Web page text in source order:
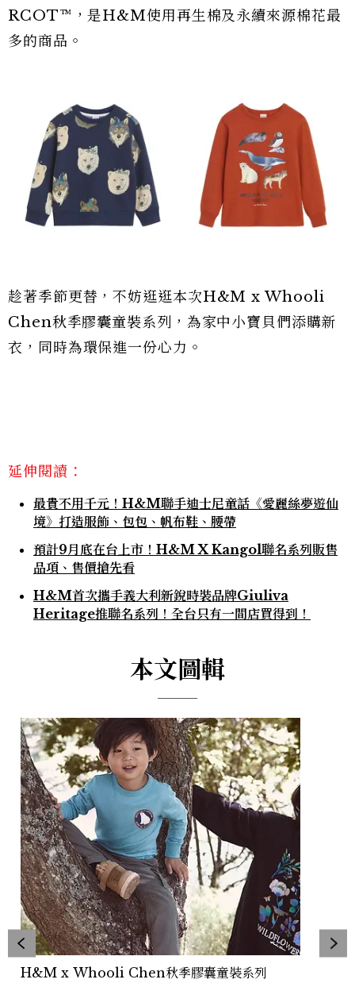
RCOT™，是H&M使用再生棉及永續來源棉花最
多的商品。
趁著季節更替，不妨逛逛本次H&M x Whooli
Chen秋季膠囊童裝系列，為家中小寶貝們添購新
衣，同時為環保進一份心力。
延伸閱讀：
最貴不用千元！H&M聯手迪士尼童話《愛麗絲夢遊仙
境》打造服飾、包包、帆布鞋、腰帶
預計9月底在台上市！H&M X Kangol聯名系列販售
品項、售價搶先看
H&M首次攜手義大利新銳時裝品牌Giuliva
Heritage推聯名系列！全台只有一間店買得到！
本文圖輯
H&M x Whooli Chen秋季膠囊童裝系列